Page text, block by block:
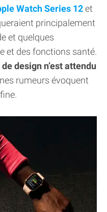
Watch Series 12et
principalement
et quelques
et des fonctions santé.
design n’est attendu
rumeurs évoquent